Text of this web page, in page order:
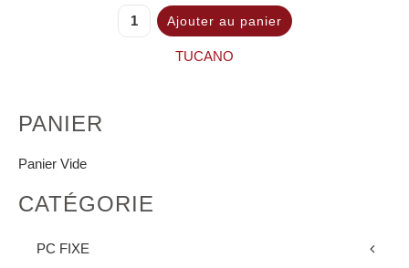
TUCANO
PANIER
Panier Vide
CATÉGORIE
PC FIXE